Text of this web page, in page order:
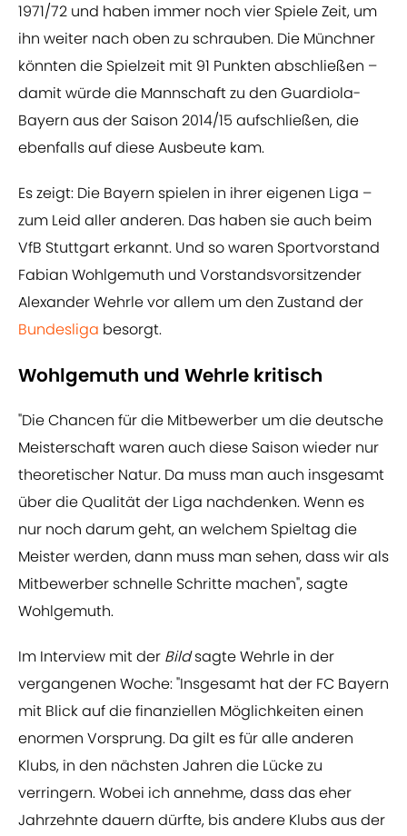
1971/72 und haben immer noch vier Spiele Zeit, um
ihn weiter nach oben zu schrauben. Die Münchner
könnten die Spielzeit mit 91 Punkten abschließen –
damit würde die Mannschaft zu den Guardiola-
Bayern aus der Saison 2014/15 aufschließen, die
ebenfalls auf diese Ausbeute kam.
Es zeigt: Die Bayern spielen in ihrer eigenen Liga –
zum Leid aller anderen. Das haben sie auch beim
VfB Stuttgart erkannt. Und so waren Sportvorstand
Fabian Wohlgemuth und Vorstandsvorsitzender
Alexander Wehrle vor allem um den Zustand der
Bundesliga besorgt.
Wohlgemuth und Wehrle kritisch
"Die Chancen für die Mitbewerber um die deutsche
Meisterschaft waren auch diese Saison wieder nur
theoretischer Natur. Da muss man auch insgesamt
über die Qualität der Liga nachdenken. Wenn es
nur noch darum geht, an welchem Spieltag die
Meister werden, dann muss man sehen, dass wir als
Mitbewerber schnelle Schritte machen", sagte
Wohlgemuth.
Im Interview mit der Bildsagte Wehrle in der
vergangenen Woche: "Insgesamt hat der FC Bayern
mit Blick auf die finanziellen Möglichkeiten einen
enormen Vorsprung. Da gilt es für alle anderen
Klubs, in den nächsten Jahren die Lücke zu
verringern. Wobei ich annehme, dass das eher
Jahrzehnte dauern dürfte, bis andere Klubs aus der